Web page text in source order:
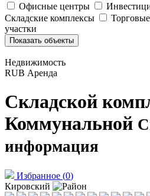
Офисные центры
Складские комплексы
участки
Недвижимость
RUB Аренда
Складской
Коммунальной
информация
Избранное (0)
Кировский